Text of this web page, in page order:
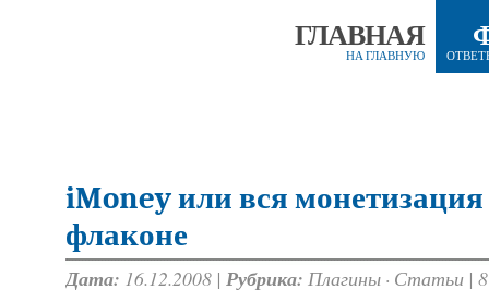
ГЛАВНАЯ
НА ГЛАВНУЮ
iMoney или вся монетизация
флаконе
Дата: 16.12.2008 | Рубрика: Плагины · Статьи |